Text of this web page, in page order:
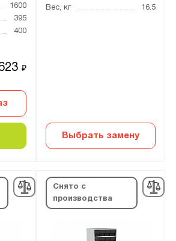
1600
395
400
₽
Вес, кг
16.5
Выбрать замену
Снято с
производства